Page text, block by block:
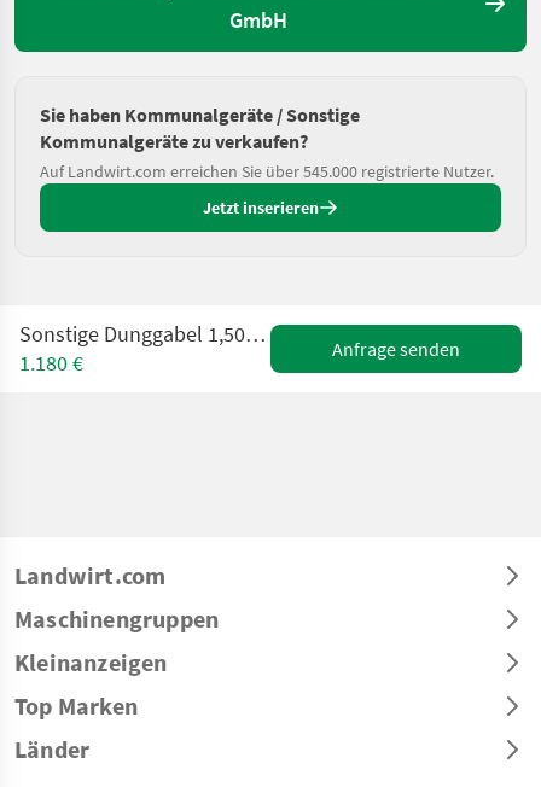
GmbH
Sie haben Kommunalgeräte / Sonstige
Kommunalgeräte zu verkaufen?
Auf Landwirt.com erreichen Sie über 545.000 registrierte Nutzer.
Jetzt inserieren
Sonstige Dunggabel 1,50m mit 8 Zinken ALÖ Original | Euro
1.180 €
Anfrage senden
Landwirt.com
Maschinengruppen
Kleinanzeigen
Top Marken
Länder